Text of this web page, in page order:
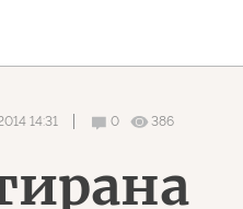
14:31 0 386